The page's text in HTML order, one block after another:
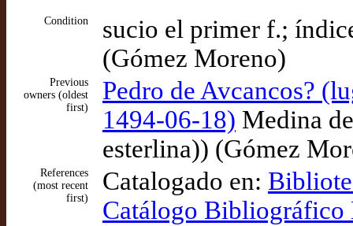
Condition
sucio el primer f.;
(Gómez Moreno)
Previous
owners (oldest
first)
Pedro de Avcancos?
1494-06-18) Medina
esterlina)) (Gómez
References
(most recent
first)
Catalogado en:
Catálogo